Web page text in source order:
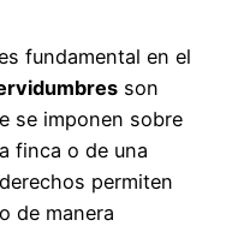
fundamental en el
son
se imponen sobre
finca o de una
permiten
de manera